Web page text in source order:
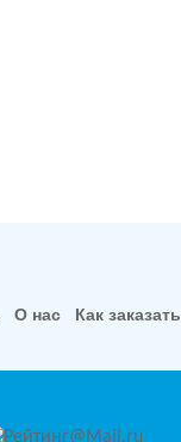
О нас Как заказать